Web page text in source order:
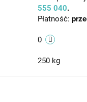
555 040.
Płatność:
0
250 kg